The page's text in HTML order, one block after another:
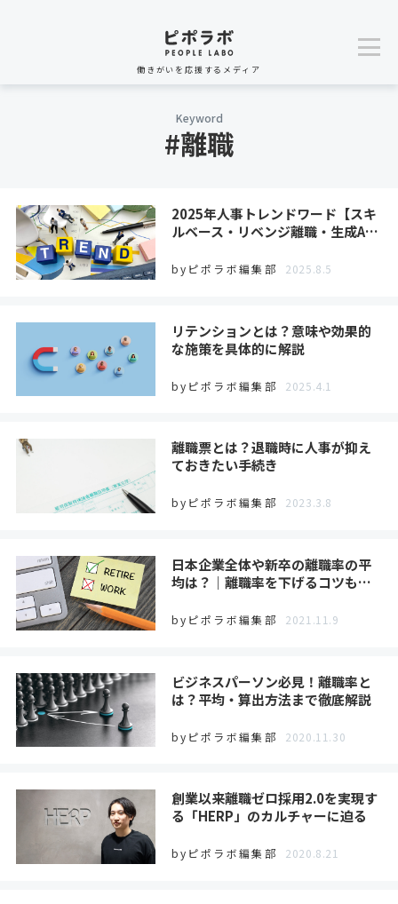
働きがいを応援するメディア
Keyword
#離職
2025年人事トレンドワード【スキ
ルベース・リベンジ離職・生成A…
byピポラボ編集部 2025.8.5
リテンションとは？意味や効果的
な施策を具体的に解説
byピポラボ編集部 2025.4.1
離職票とは？退職時に人事が抑え
ておきたい手続き
byピポラボ編集部 2023.3.8
日本企業全体や新卒の離職率の平
均は？｜離職率を下げるコツも…
byピポラボ編集部 2021.11.9
ビジネスパーソン必見！離職率と
は？平均・算出方法まで徹底解説
byピポラボ編集部 2020.11.30
創業以来離職ゼロ採用2.0を実現す
る「HERP」のカルチャーに迫る
byピポラボ編集部 2020.8.21